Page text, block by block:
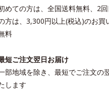
めての方は、全国送料無料、2
方は、3,300円以上(税込)のお買
料
短ご注文翌日お届け
部地域を除き、最短でご注文の
します